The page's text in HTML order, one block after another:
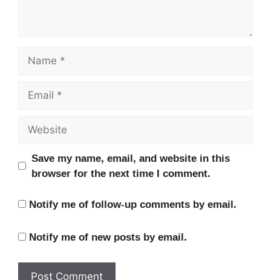
Name
Email
Website
Save my name, email, and website in this
browser for the next time I comment.
Notify me of follow-up comments by email.
Notify me of new posts by email.